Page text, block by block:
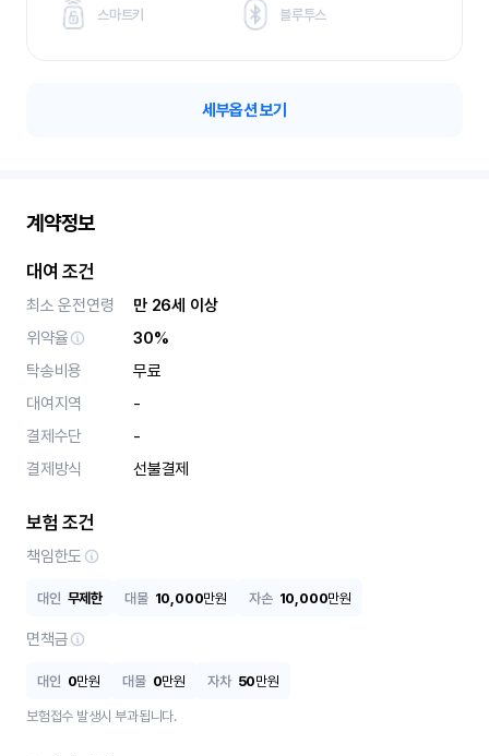
스마트키 블루투스
세부옵션 보기
계약정보
대여 조건
최소 운전연령
만 26세 이상
위약율
30%
탁송비용
무료
대여지역
-
결제수단
-
결제방식
선불결제
보험 조건
책임한도
대인 무제한 대물 10,000만원 자손 10,000만원
면책금
대인 0만원 대물 0만원 자차 50만원
보험접수 발생시 부과됩니다.